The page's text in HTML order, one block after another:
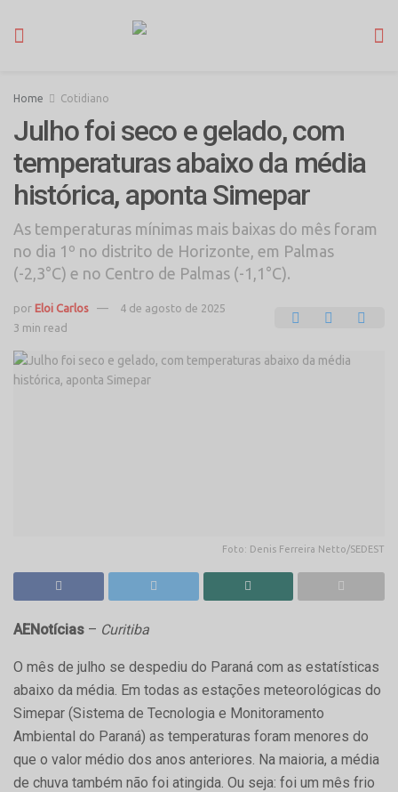
Home Cotidiano
Julho foi seco e gelado, com
temperaturas abaixo da média
histórica, aponta Simepar
As temperaturas mínimas mais baixas do mês foram
no dia 1º no distrito de Horizonte, em Palmas
(-2,3°C) e no Centro de Palmas (-1,1°C).
por Eloi Carlos
4 de agosto de 2025
3 min read
Foto: Denis Ferreira Netto/SEDEST
AENotícias – Curitiba
O mês de julho se despediu do Paraná com as estatísticas
abaixo da média. Em todas as estações meteorológicas do
Simepar (Sistema de Tecnologia e Monitoramento
Ambiental do Paraná) as temperaturas foram menores do
que o valor médio dos anos anteriores. Na maioria, a média
de chuva também não foi atingida. Ou seja: foi um mês frio